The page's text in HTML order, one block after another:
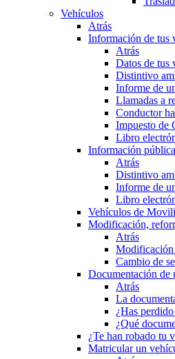
Vehículos
Atrás
Información de tus
Atrás
Datos de tus
Distintivo
Informe de
Llamadas a
Conductor
Impuesto
Libro
Información
Atrás
Distintivo
Informe de
Libro
Vehículos de
Modificación,
Atrás
Modificación
Cambio de
Documentación de
Atrás
La
¿Has
¿Qué
¿Te han robado tu
Matricular un